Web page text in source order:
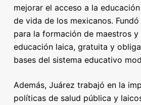
mejorar el acceso a la
de vida de los mexicanos.
para la formación de maestros
educación laica, gratuita y
bases del sistema educativo
Además, Juárez trabajó en la
políticas de salud pública y